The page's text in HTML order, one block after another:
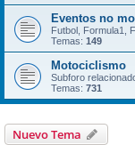
Eventos no
Futbol, Formula1,
Temas: 149
Motociclismo
Subforo
Temas: 731
Nuevo Tema